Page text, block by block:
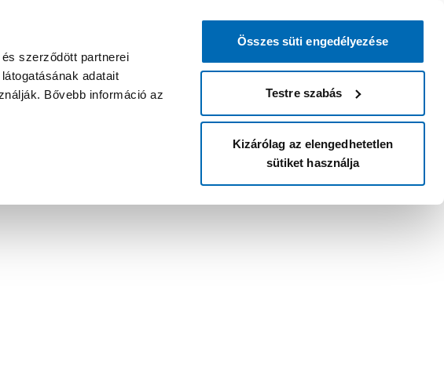
szerződött partnerei
adatait
Bővebb információ az
Összes süti engedélyezése
Testre szabás
Kizárólag az elengedhetetlen
sütiket használja